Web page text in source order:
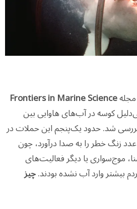
Frontiers in Marine Science
۱۶۵ حملهٔ بی‌دلیل کوسه در آب‌های هاوایی بین
۱۹۹۵ تا ۲۰۲۴ بررسی شد. حدود یک‌پنجم این حملات در
عدد زنگ خطر را به صدا درآورد، چون
موج‌سواری یا دیگر فعالیت‌های
بیشتر وارد آب نشده بودند.چیز